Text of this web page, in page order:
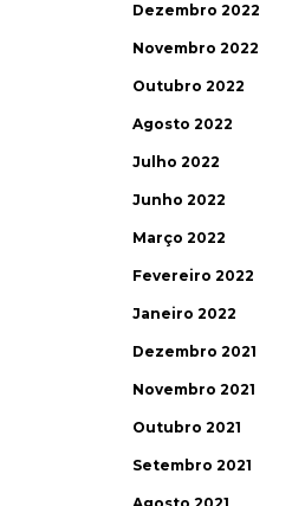
Dezembro 2022
Novembro 2022
Outubro 2022
Agosto 2022
Julho 2022
Junho 2022
Março 2022
Fevereiro 2022
Janeiro 2022
Dezembro 2021
Novembro 2021
Outubro 2021
Setembro 2021